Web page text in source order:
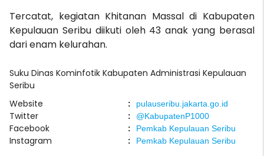
Tercatat, kegiatan Khitanan Massal di Kabupaten
Kepulauan Seribu diikuti oleh 43 anak yang berasal
dari enam kelurahan.
Suku Dinas Kominfotik Kabupaten Administrasi Kepulauan
Seribu
Website
: pulauseribu.jakarta.go.id
Twitter : @KabupatenP1000
Facebook : Pemkab Kepulauan Seribu
Instagram : Pemkab Kepulauan Seribu